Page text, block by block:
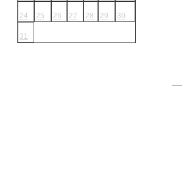
24 25 26 27 28 29 30
31